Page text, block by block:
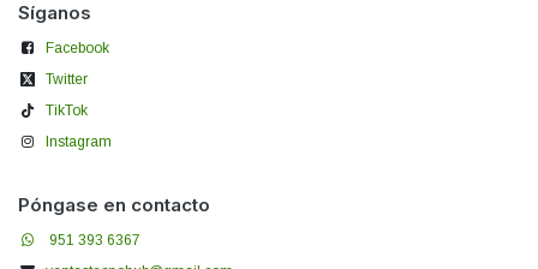
Síganos
Facebook
Twitter
TikTok
Instagram
Póngase en contacto
951 393 6367